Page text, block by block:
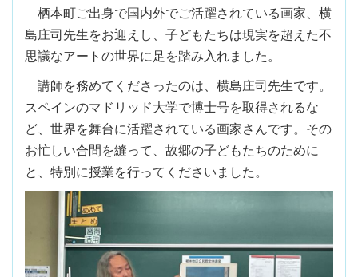
栖本町ご出身で国内外でご活躍されている画家、横
島庄司先生をお迎えし、子どもたちは現実を超えた不
思議なアートの世界に足を踏み入れました。
講師を務めてくださったのは、横島庄司先生です。
スペインのマドリッド大学で博士号を取得されるな
ど、世界を舞台に活躍されている画家さんです。その
お忙しい合間を縫って、故郷の子どもたちのために
と、特別に授業を行ってくださいました。